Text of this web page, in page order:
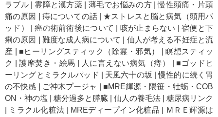
ラブル| 霊障と漢方薬 薄毛でお悩みの方|慢性頭痛・片頭
痛の原因
痔についての話| ★ストレスと脳と病気（頭用パ
ッド）
|癌の術前術後について 咳が止まらない |宿便と下
痢の原因
難度な成人病について
仙人が考える不妊症と流
産
■ヒーリングスティック（除霊・邪気） |瞑想スティッ
ク
|護摩焚き・絵馬 人に言えない病気（痔）
■ゴッドヒ
ーリングとミラクルパッド
天風六十の坂 |慢性的に続く胃
の不快感
ご神木プージャ
■MRE輝源・隈笹・牡蛎・COB
ON・神の塩
糖分過多と膵臓 仙人の養毛法
糖尿病リンク
ミラクル化粧法 MREディープイン化粧品
ＭＲＥ輝源は